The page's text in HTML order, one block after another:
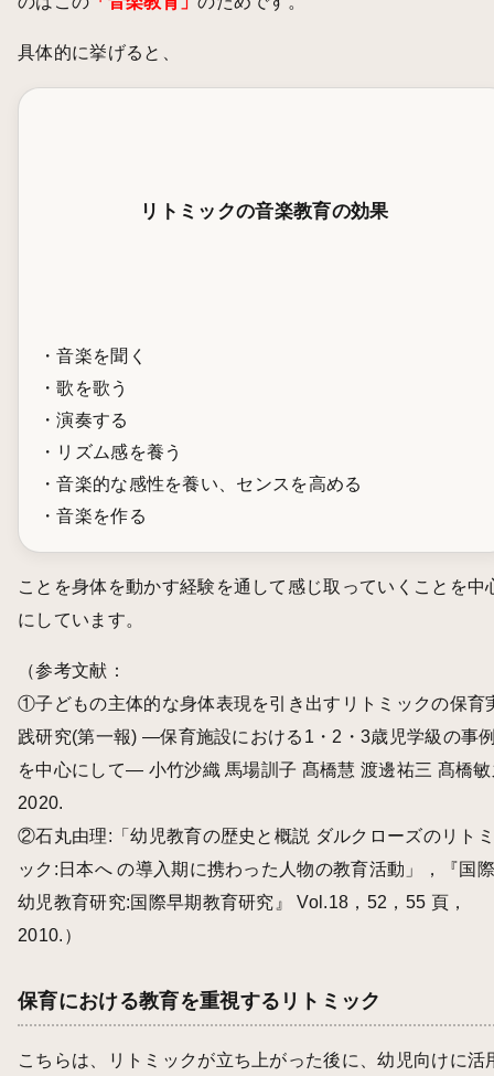
具体的に挙げると、
リトミックの音楽教育の効果
・音楽を聞く
・歌を歌う
・演奏する
・リズム感を養う
・音楽的な感性を養い、センスを高める
・音楽を作る
ことを身体を動かす経験を通して感じ取っていくことを中
にしています。
（参考文献：
①子どもの主体的な身体表現を引き出すリトミックの保育
践研究(第一報) ―保育施設における1・2・3歳児学級の事
を中心にして― 小竹沙織 馬場訓子 髙橋慧 渡邊祐三 髙橋
2020.
②石丸由理:「幼児教育の歴史と概説 ダルクローズのリトミ
ック:日本へ の導入期に携わった人物の教育活動」，『国際
幼児教育研究:国際早期教育研究』 Vol.18，52，55 頁，
2010.）
保育における教育を重視するリトミック
こちらは、リトミックが立ち上がった後に、幼児向けに活